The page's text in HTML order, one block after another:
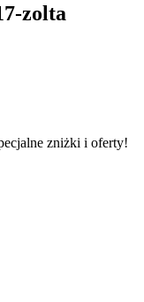
zolta
zniżki i oferty!